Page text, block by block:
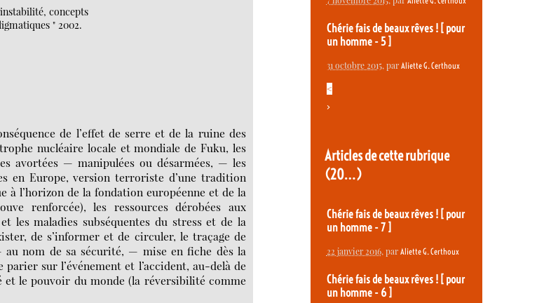
concepts
" 2002.
de l’effet de serre et de la ruine des
nucléaire locale et mondiale de Fuku, les
avortées — manipulées ou désarmées, — les
en Europe, version terroriste d’une tradition
l’horizon de la fondation européenne et de la
renforcée), les ressources dérobées aux
les maladies subséquentes du stress et de la
de s’informer et de circuler, le traçage de
nom de sa sécurité, — mise en fiche dès la
sur l’événement et l’accident, au-delà de
et le pouvoir du monde (la réversibilité comme
Chérie fais de beaux rêves ! [ pour
un homme - 5 ]
31 octobre 2015, par Aliette G. Certhoux
<
>
Articles de cette rubrique
(20…)
Chérie fais de beaux rêves ! [ pour
un homme - 7 ]
22 janvier 2016, par Aliette G. Certhoux
Chérie fais de beaux rêves ! [ pour
un homme - 6 ]